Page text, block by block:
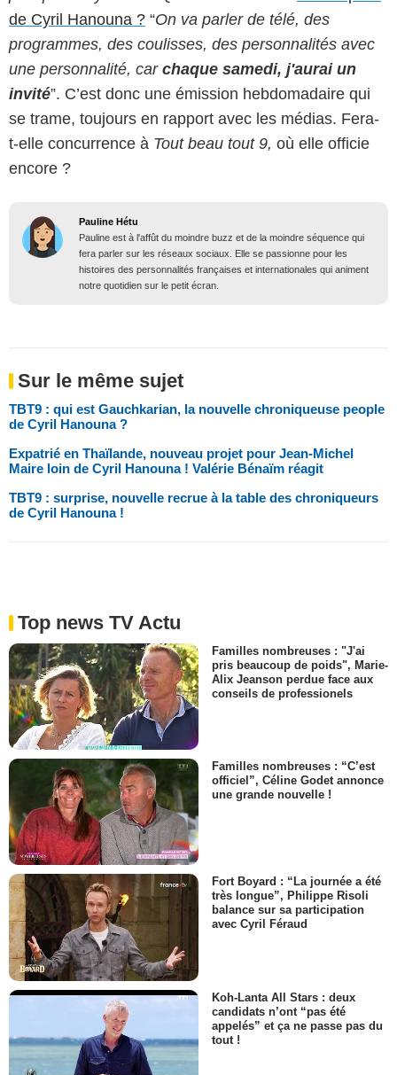
de Cyril Hanouna ? “On va parler de télé, des
programmes, des coulisses, des personnalités avec
une personnalité, car chaque samedi, j'aurai un
invité”. C’est donc une émission hebdomadaire qui
se trame, toujours en rapport avec les médias. Fera-
t-elle concurrence à Tout beau tout 9, où elle officie
encore ?
Pauline Hétu
Pauline est à l'affût du moindre buzz et de la moindre séquence qui
fera parler sur les réseaux sociaux. Elle se passionne pour les
histoires des personnalités françaises et internationales qui animent
notre quotidien sur le petit écran.
Sur le même sujet
TBT9 : qui est Gauchkarian, la nouvelle chroniqueuse people
de Cyril Hanouna ?
Expatrié en Thaïlande, nouveau projet pour Jean-Michel
Maire loin de Cyril Hanouna ! Valérie Bénaïm réagit
TBT9 : surprise, nouvelle recrue à la table des chroniqueurs
de Cyril Hanouna !
Top news TV Actu
Familles nombreuses : "J'ai
pris beaucoup de poids", Marie-
Alix Jeanson perdue face aux
conseils de professionels
Familles nombreuses : “C’est
officiel”, Céline Godet annonce
une grande nouvelle !
Fort Boyard : “La journée a été
très longue”, Philippe Risoli
balance sur sa participation
avec Cyril Féraud
Koh-Lanta All Stars : deux
candidats n’ont “pas été
appelés” et ça ne passe pas du
tout !